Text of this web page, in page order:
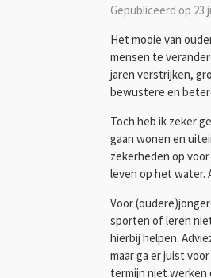
Gepubliceerd op 23
Het mooie van
mensen te
jaren verstrijken,
bewustere en
Toch heb ik zeker
gaan wonen en
zekerheden op
leven op het water.
Voor
sporten of leren
hierbij helpen.
maar ga er juist
termijn niet werken